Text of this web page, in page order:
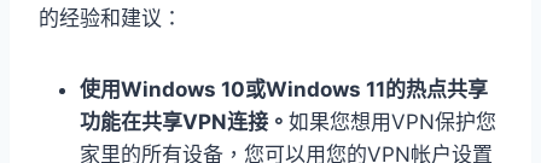
的经验和建议：
使用Windows 10或Windows 11的热点共享
功能在共享VPN连接。 如果您想用VPN保护您
家里的所有设备，您可以用您的VPN帐户设置